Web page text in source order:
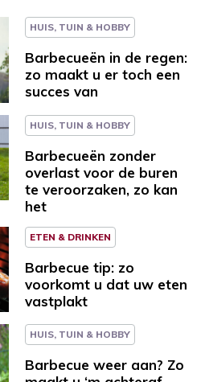
HUIS, TUIN & HOBBY
Barbecueën in de regen:
zo maakt u er toch een
succes van
HUIS, TUIN & HOBBY
Barbecueën zonder
overlast voor de buren
te veroorzaken, zo kan
het
ETEN & DRINKEN
Barbecue tip: zo
voorkomt u dat uw eten
vastplakt
HUIS, TUIN & HOBBY
Barbecue weer aan? Zo